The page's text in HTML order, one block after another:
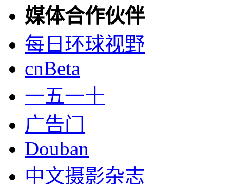
媒体合作伙伴
每日环球视野
cnBeta
一五一十
广告门
Douban
中文摄影杂志